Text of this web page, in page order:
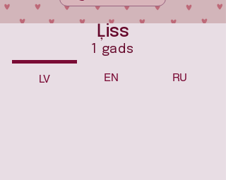
LV EN RU
Ļiss
1 gads